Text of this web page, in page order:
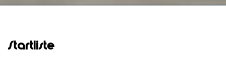
Startliste